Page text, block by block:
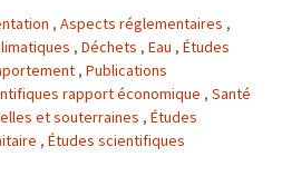
s’associent
lors
du
One
Health
Summit
, Aspects réglementaires ,
, Déchets , Eau , Études
, Publications
rapport économique , Santé
et souterraines , Études
, Études scientifiques